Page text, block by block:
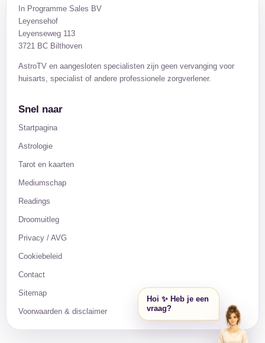
In Programme Sales BV
Leyensehof
Leyenseweg 113
3721 BC Bilthoven
AstroTV en aangesloten specialisten zijn geen vervanging voor
huisarts, specialist of andere professionele zorgverlener.
Snel naar
Startpagina
Astrologie
Tarot en kaarten
Mediumschap
Readings
Droomuitleg
Privacy / AVG
Cookiebeleid
Contact
Sitemap
Voorwaarden & disclaimer
Hoi ✨ Heb je een
vraag?